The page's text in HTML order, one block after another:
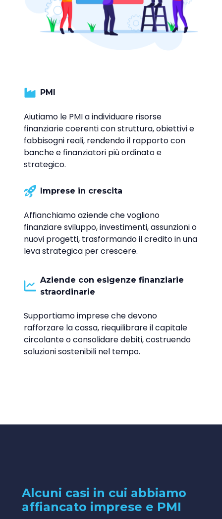
PMI
Aiutiamo le PMI a individuare risorse
finanziarie coerenti con struttura, obiettivi e
fabbisogni reali, rendendo il rapporto con
banche e finanziatori più ordinato e
strategico.
Imprese in crescita
Affianchiamo aziende che vogliono
finanziare sviluppo, investimenti, assunzioni o
nuovi progetti, trasformando il credito in una
leva strategica per crescere.
Aziende con esigenze finanziarie
straordinarie
Supportiamo imprese che devono
rafforzare la cassa, riequilibrare il capitale
circolante o consolidare debiti, costruendo
soluzioni sostenibili nel tempo.
Alcuni casi in cui abbiamo
affiancato imprese e PMI